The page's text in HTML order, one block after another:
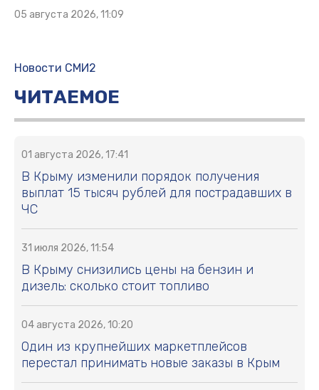
05 августа 2026, 11:09
Новости СМИ2
ЧИТАЕМОЕ
01 августа 2026, 17:41
В Крыму изменили порядок получения
выплат 15 тысяч рублей для пострадавших в
ЧС
31 июля 2026, 11:54
В Крыму снизились цены на бензин и
дизель: сколько стоит топливо
04 августа 2026, 10:20
Один из крупнейших маркетплейсов
перестал принимать новые заказы в Крым